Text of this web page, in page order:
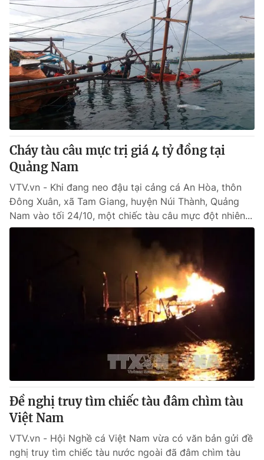
Cháy tàu câu mực trị giá 4 tỷ đồng tại
Quảng Nam
VTV.vn - Khi đang neo đậu tại cảng cá An Hòa, thôn
Đông Xuân, xã Tam Giang, huyện Núi Thành, Quảng
Nam vào tối 24/10, một chiếc tàu câu mực đột nhiên...
Đề nghị truy tìm chiếc tàu đâm chìm tàu
Việt Nam
VTV.vn - Hội Nghề cá Việt Nam vừa có văn bản gửi đề
nghị truy tìm chiếc tàu nước ngoài đã đâm chìm tàu